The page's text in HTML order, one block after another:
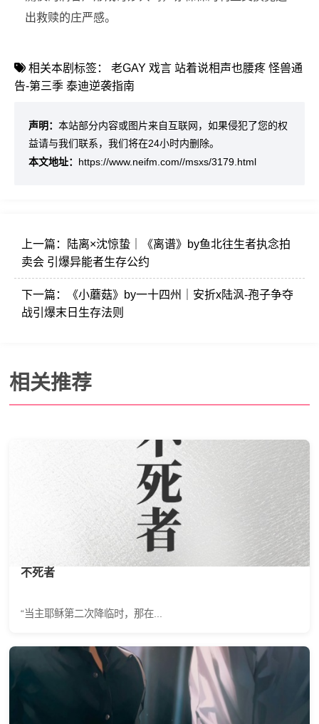
出救赎的庄严感。
相关本剧标签： 老GAY 戏言 站着说相声也腰疼 怪兽通
告-第三季 泰迪逆袭指南
声明： 本站部分内容或图片来自互联网，如果侵犯了您的权
益请与我们联系，我们将在24小时内删除。
本文地址： https://www.neifm.com//msxs/3179.html
上一篇：
陆离×沈惊蛰｜《离谱》by鱼北往生者执念拍
卖会 引爆异能者生存公约
下一篇：
《小蘑菇》by一十四州｜安折x陆沨‌-孢子争夺
战引爆末日生存法则
相关推荐
不死者
“当主耶稣第二次降临时，那在...